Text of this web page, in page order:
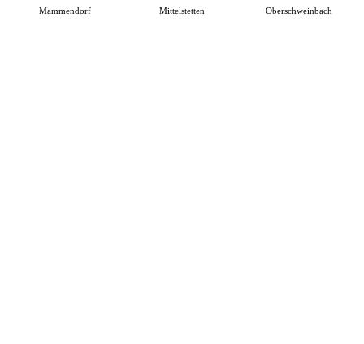
Mammendorf Mittelstetten Oberschweinbach